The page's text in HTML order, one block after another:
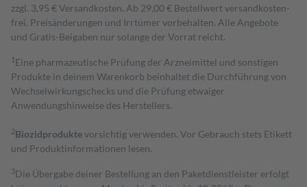
zzgl. 3,95 € Versandkosten. Ab 29,00 € Bestell­wert versand­kosten­
frei. Preisänderungen und Irrtümer vorbehalten. Alle Angebote
und Gratis-Beigaben nur solange der Vorrat reicht.
1 Eine pharmazeutische Prüfung der Arzneimittel und sonstigen
Produkte in deinem Warenkorb beinhaltet die Durchführung von
Wechselwirkungschecks und die Prüfung etwaiger
Anwendungshinweise des Herstellers.
2Biozidproduktevorsichtig verwenden. Vor Gebrauch stets Etikett
und Produktinformationen lesen.
3Die Übergabe deiner Bestellung an den Paketdienstleister erfolgt